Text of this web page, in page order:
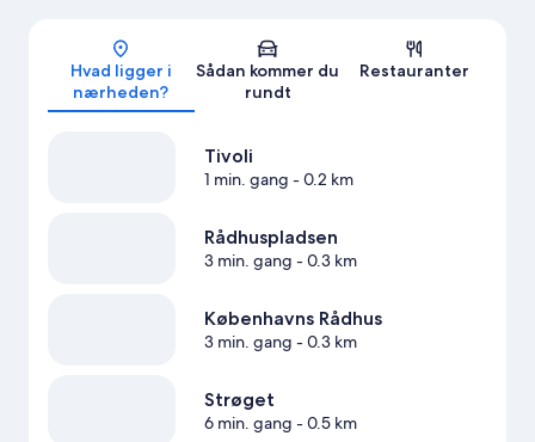
Kort
Hvad ligger i
nærheden?
Sådan kommer du
rundt
Restauranter
Tivoli
1 min. gang - 0.2 km
Rådhuspladsen
3 min. gang - 0.3 km
Københavns Rådhus
3 min. gang - 0.3 km
Strøget
6 min. gang - 0.5 km